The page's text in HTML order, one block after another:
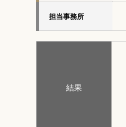
担当事務所
結果